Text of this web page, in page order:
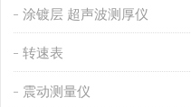
涂镀层 超声波测厚仪
转速表
震动测量仪